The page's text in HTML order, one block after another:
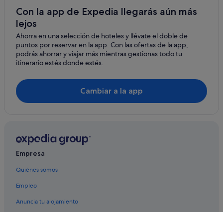
Con la app de Expedia llegarás aún más
lejos
Ahorra en una selección de hoteles y llévate el doble de
puntos por reservar en la app. Con las ofertas de la app,
podrás ahorrar y viajar más mientras gestionas todo tu
itinerario estés donde estés.
Cambiar a la app
Empresa
Quiénes somos
Empleo
Anuncia tu alojamiento